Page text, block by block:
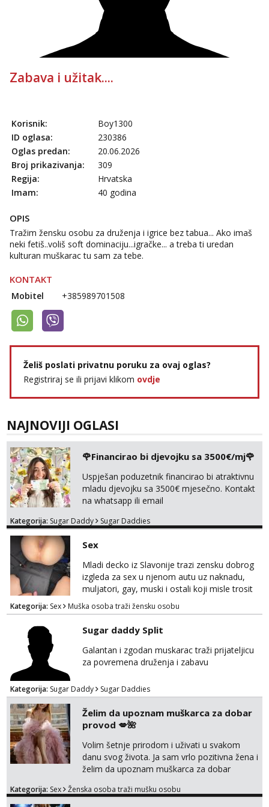
064/677-677
tel:0,93€ - mob:1,12€ min
Obavijesti me kada se oslobodi
Tel:064/677-677
Razgovaram :)
064/677-677- Kod: #53
tel:0,93€ - mob:1,12€ min
Obavijesti me kada se oslobodi
Tel:064/677-677- Kod: #04
tel:0,93€ - mob:1,12€ min
Obavijesti me kada se oslobodi
Tel:064/677-677 - Kod: #106
Žana
tel:0,93€ - mob:1,12€ min
Čekam tvoj poziv!
tel:0,93€ - mob:1,12€ min
Anđela
Čekam tvoj poziv!
tel:0,93€ - mob:1,12€ min
Zabava i užitak....
Korisnik:
Boy1300
ID oglasa:
230386
Oglas predan:
20.06.2026
Broj prikazivanja:
309
Regija:
Hrvatska
Imam:
40 godina
OPIS
Tražim žensku osobu za druženja i igrice bez tabua... Ako imaš
neki fetiš..voliš soft dominaciju...igračke... a treba ti uredan
kulturan muškarac tu sam za tebe.
KONTAKT
Mobitel +385989701508
Želiš poslati privatnu poruku za ovaj oglas?
Registriraj se ili prijavi klikom ovdje
NAJNOVIJI OGLASI
🌹Financirao bi djevojku sa 3500€/mj🌹
Uspješan poduzetnik financirao bi atraktivnu
mladu djevojku sa 3500€ mjesečno. Kontakt
na whatsapp ili email
Kategorija: Sugar Daddy Sugar Daddies
Sex
Mladi decko iz Slavonije trazi zensku dobrog
izgleda za sex u njenom autu uz naknadu,
muljatori, gay, muski i ostali koji misle trosit
vrijeme na pisanje mogu zaobic oglas, ako si
slavonije i zainteresirana da te punim negdje
u mraku u tvom autu javi se na whatsapp
porukom 098 199 1895.
Kategorija: Sex Muška osoba traži žensku osobu
Sugar daddy Split
Galantan i zgodan muskarac traži prijateljicu
za povremena druženja i zabavu
Kategorija: Sugar Daddy Sugar Daddies
Želim da upoznam muškarca za dobar
provod 💋🌺
Volim šetnje prirodom i uživati u svakom
danu svog života. Ja sam vrlo pozitivna žena i
želim da upoznam muškarca za dobar
na link ispod i nadji me tamo, cekam te!
Kategorija: Sex Ženska osoba traži mušku osobu